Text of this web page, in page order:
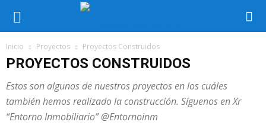
Inicio Proyectos Proyectos Construidos
PROYECTOS CONSTRUIDOS
Estos son algunos de nuestros proyectos en los cuáles
también hemos realizado la construcción. Síguenos en Xr
“Entorno Inmobiliario” @Entornoinm
📌 Proyecto Jardín Mañongo 02 /